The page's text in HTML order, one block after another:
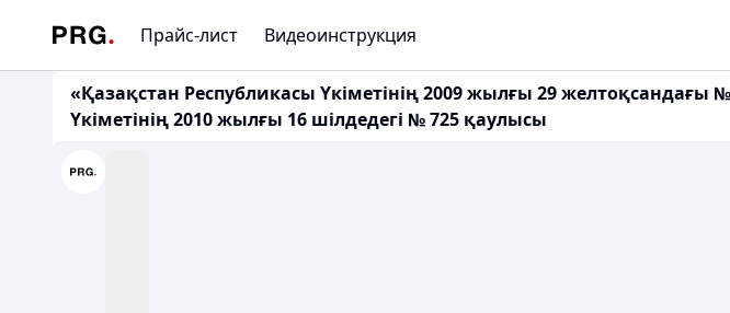
Прайс-лист Видеоинструкция
«Қазақстан Республикасы Үкіметінің 2009 жылғы 29 желтоқсандағы
Үкіметінің 2010 жылғы 16 шілдедегі № 725 қаулысы